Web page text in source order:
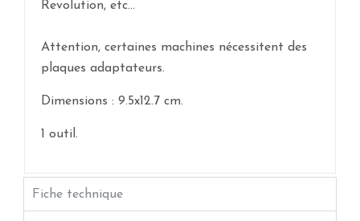
Revolution, etc...
Attention, certaines machines nécessitent des
plaques adaptateurs.
Dimensions : 9.5x12.7 cm.
1 outil.
Fiche technique